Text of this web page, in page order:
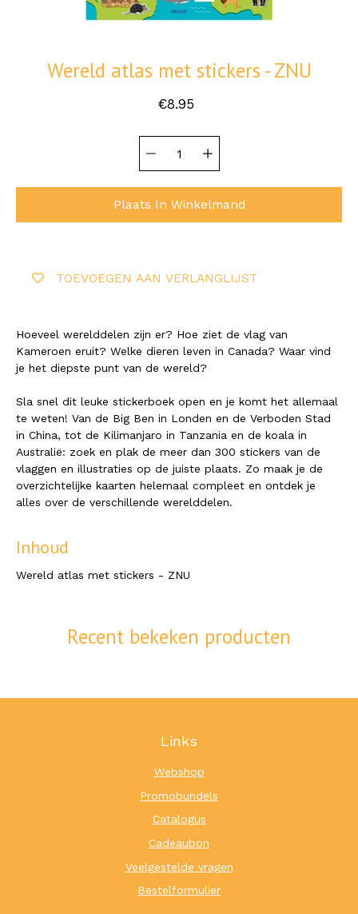
Wereld atlas met stickers - ZNU
€8.95
variant
selector
Plaats In Winkelmand
TOEVOEGEN AAN VERLANGLIJST
Hoeveel werelddelen zijn er? Hoe ziet de vlag van
Kameroen eruit? Welke dieren leven in Canada? Waar vind
je het diepste punt van de wereld?
Sla snel dit leuke stickerboek open en je komt het allemaal
te weten! Van de Big Ben in Londen en de Verboden Stad
in China, tot de Kilimanjaro in Tanzania en de koala in
Australië: zoek en plak de meer dan 300 stickers van de
vlaggen en illustraties op de juiste plaats. Zo maak je de
overzichtelijke kaarten helemaal compleet en ontdek je
alles over de verschillende werelddelen.
Inhoud
Wereld atlas met stickers - ZNU
Recent bekeken producten
Links
Webshop
Promobundels
Catalogus
Cadeaubon
Veelgestelde vragen
Bestelformulier